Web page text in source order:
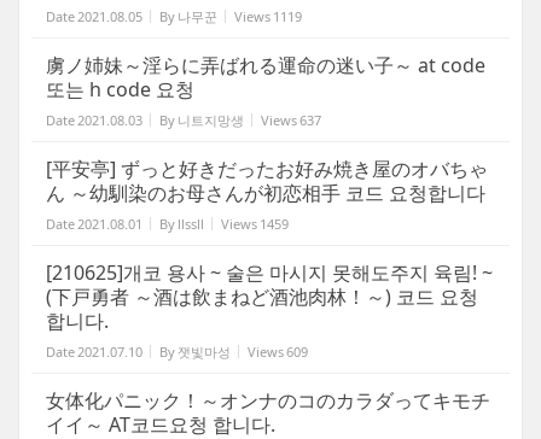
Date2021.08.05 By 나무꾼 Views 1119
虜ノ姉妹～淫らに弄ばれる運命の迷い子～ at code
또는 h code 요청
Date2021.08.03 By 니트지망생 Views637
[平安亭] ずっと好きだったお好み焼き屋のオバちゃ
ん ～幼馴染のお母さんが初恋相手 코드 요청합니다
Date2021.08.01 By llssll Views 1459
[210625]개코 용사 ~ 술은 마시지 못해도주지 육림! ~
(下戸勇者 ～酒は飲まねど酒池肉林！～) 코드 요청
합니다.
Date2021.07.10 By 잿빛마성 Views609
女体化パニック！～オンナのコのカラダってキモチ
イイ～ AT코드요청 합니다.